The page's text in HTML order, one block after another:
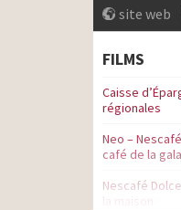
site web
FILMS
Caisse
régionales
Neo –
café de la
Nescafé
la maison